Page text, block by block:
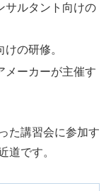
サルタント向けの
けの研修。
メーカーが主催す
た講習会に参加す
道です。